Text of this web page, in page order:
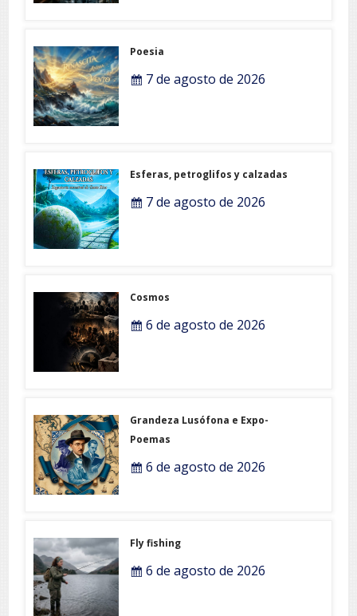
Poesia
7 de agosto de 2026
Esferas, petroglifos y calzadas
7 de agosto de 2026
Cosmos
6 de agosto de 2026
Grandeza Lusófona e Expo-
Poemas
6 de agosto de 2026
Fly fishing
6 de agosto de 2026